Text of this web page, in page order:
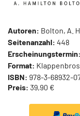
Autoren: Bolton, A.
Seitenanzahl: 448
Erscheinungstermin:
Format:
ISBN: 978-3-68932-
Preis: 39,90 €